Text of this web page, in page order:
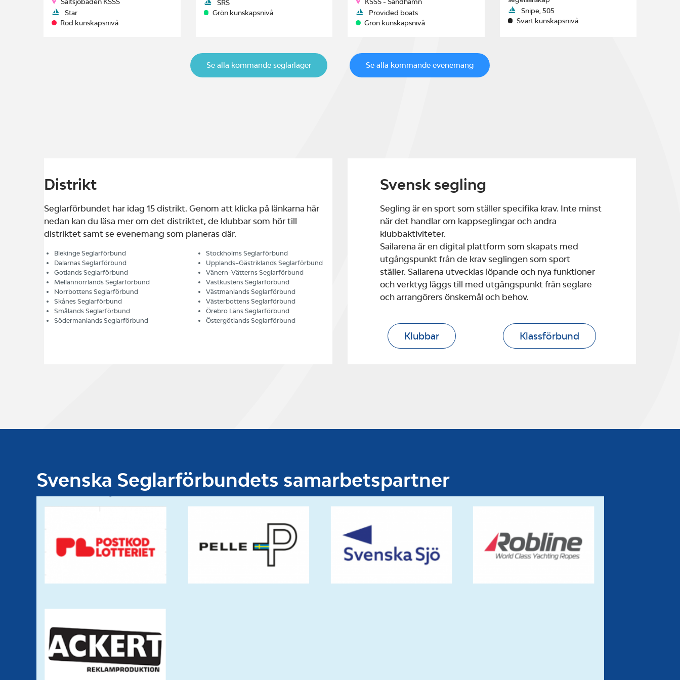
Star
Röd kunskapsnivå
SRS
Grön kunskapsnivå
Provided boats
Grön kunskapsnivå
Snipe, 505
Svart kunskapsnivå
Se alla kommande seglarläger Se alla kommande evenemang
Distrikt
Seglarförbundet har idag 15 distrikt. Genom att klicka på länkarna här
nedan kan du läsa mer om det distriktet, de klubbar som hör till
distriktet samt se evenemang som planeras där.
Blekinge Seglarförbund
Dalarnas Seglarförbund
Gotlands Seglarförbund
Mellannorrlands Seglarförbund
Norrbottens Seglarförbund
Skånes Seglarförbund
Smålands Seglarförbund
Södermanlands Seglarförbund
Stockholms Seglarförbund
Upplands–Gästriklands Seglarförbund
Vänern–Vätterns Seglarförbund
Västkustens Seglarförbund
Västmanlands Seglarförbund
Västerbottens Seglarförbund
Örebro Läns Seglarförbund
Östergötlands Seglarförbund
Svensk segling
Segling är en sport som ställer specifika krav. Inte minst
när det handlar om kappseglingar och andra
klubbaktiviteter.
Sailarena är en digital plattform som skapats med
utgångspunkt från de krav seglingen som sport
ställer. Sailarena utvecklas löpande och nya funktioner
och verktyg läggs till med utgångspunkt från seglare
och arrangörers önskemål och behov.
Klubbar Klassförbund
Svenska Seglarförbundets samarbetspartner